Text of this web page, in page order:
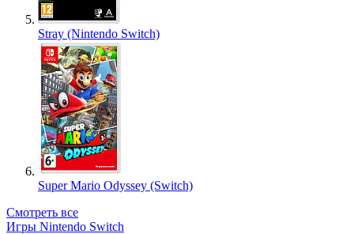
Stray (Nintendo Switch)
Super Mario Odyssey (Switch)
Смотреть все
Игры Nintendo Switch